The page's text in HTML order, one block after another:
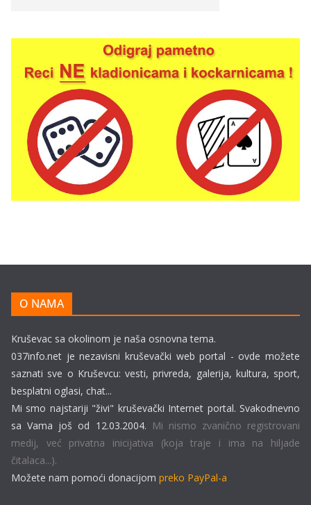
O NAMA
Kruševac sa okolinom je naša osnovna tema.
037info.net je nezavisni kruševački web portal - ovde možete
saznati sve o Kruševcu: vesti, privreda, galerija, kultura, sport,
besplatni oglasi, chat...
Mi smo najstariji "živi" kruševački Internet portal. Svakodnevno
sa Vama još od 12.03.2004. Mi nismo zvanično registrovani
medij, već privatna inicijativa (koja traje i ima na hiljade
čitalaca...).
Možete nam pomoći donacijom preko PayPal-a